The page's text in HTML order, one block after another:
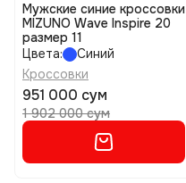
Мужские синие кроссовки
MIZUNO Wave Inspire 20
размер 11
Цвета:
Синий
Кроссовки
951 000 сум
1 902 000 сум